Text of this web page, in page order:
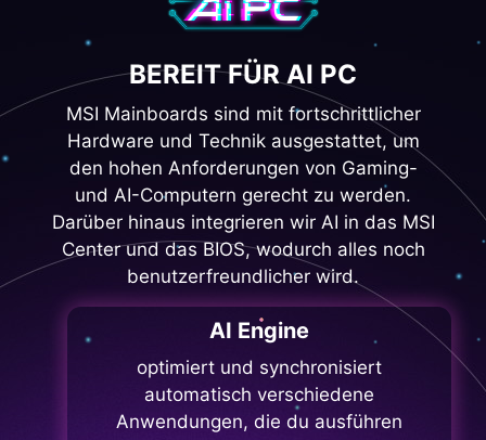
BEREIT FÜR AI PC
MSI Mainboards sind mit fortschrittlicher
Hardware und Technik ausgestattet, um
den hohen Anforderungen von Gaming-
und AI-Computern gerecht zu werden.
Darüber hinaus integrieren wir AI in das MSI
Center und das BIOS, wodurch alles noch
benutzerfreundlicher wird.
AI Engine
optimiert und synchronisiert
automatisch verschiedene
Anwendungen, die du ausführen